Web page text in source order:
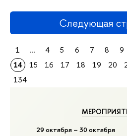
29 октября – 30 октября
Следующая
1 ... 4 5 6 7 8 9
14
15 16 17 18 19 20
134